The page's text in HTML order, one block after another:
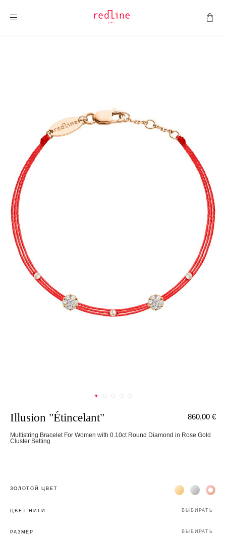
Illusion "Étincelant"
Multistring Bracelet For Women with 0.10ct Round Diamond in Rose Gold
Cluster Setting
860,00 €
ЗОЛОТОЙ ЦВЕТ Жёлтое золото
Белое
ЦВЕТ НИТИ ВЫБИРАТЬ
РАЗМЕР ВЫБИРАТЬ